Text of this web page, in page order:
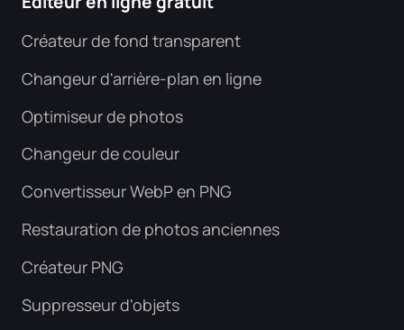
Créateur de fond transparent
Changeur d'arrière-plan en ligne
Optimiseur de photos
Changeur de couleur
Convertisseur WebP en PNG
Restauration de photos anciennes
Créateur PNG
Suppresseur d'objets